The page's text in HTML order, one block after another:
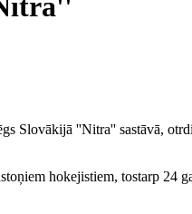
Slovākijā ''Nitra'' sastāvā,
hokejistiem, tostarp 24